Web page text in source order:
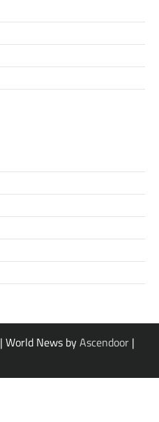
| World News byAscendoor |